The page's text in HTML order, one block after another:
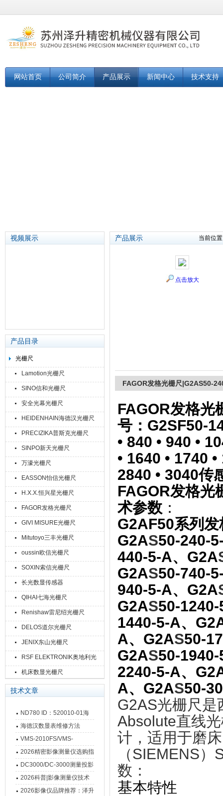
网站首页 公司简介 产品展示 新闻中心 技术支持
视频展示
产品目录
光栅尺
Lamotion光栅尺
SINO信和光栅尺
安全光幕光栅尺
HEIDENHAIN海德汉光栅尺
PRECIZIKA普斯克光栅尺
SINPO新天光栅尺
万濠光栅尺
EASSON怡信光栅尺
H.X.X.恒兴星光栅尺
FAGOR发格光栅尺
GIVI MISURE光栅尺
Mitutoyo三丰光栅尺
oussin欧信光栅尺
SOXIN索信光栅尺
长光数显传感器
QIHAI七海光栅尺
Renishaw雷尼绍光栅尺
DELOS道尔光栅尺
JENIX东山光栅尺
RSF ELEKTRONIK奥地利光
栅尺
机床数显光栅尺
技术文章
ND780 ID：520010-01海
德汉数显表故障维修内容
海德汉数显表维修方法
VMS-2010FS/VMS-
3020FS/VMS-4030FS手动
影像测量仪技术参数
2026精密影像测量仪选购指
南 靠谱品牌一站式选型推荐
DC3000/DC-3000测量投影
仪万濠数据处理器数显表故
障维修方法
2026科普|影像测量仪技术
原理、分类及选型应用
2026影像仪品牌推荐：泽升
产品展示 当前位
点击放大
FAGOR发格光栅尺|G2AS50-
FAGOR发格光
号：G2SF50-
• 840 • 940 •
• 1640 • 1740
2840 • 3040传
FAGOR发格光
术参数 ：
G2AF50系列
G2AS50-240-
440-5-A、G2A
G2AS50-740-
940-5-A、G2A
G2AS50-
1440-5-A、
A、G2AS50-
G2AS50-
2240-5-A、
A、G2AS50-
G2AS光栅尺是
Absolute直线
计，适用于磨
（SIEMENS
数：
基本特性